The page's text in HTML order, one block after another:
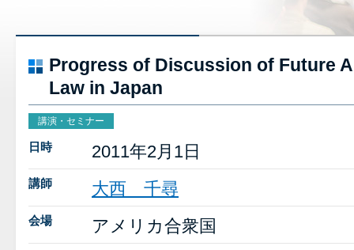
Progress of Discussion of Future
Law in Japan
講演・セミナー
日時 2011年2月1日
講師 大西 千尋
会場 アメリカ合衆国